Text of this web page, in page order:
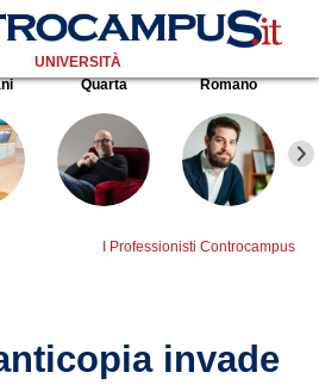
UNIVERSITÀ
Quarta Romano
I Professionisti Controcampus
invade